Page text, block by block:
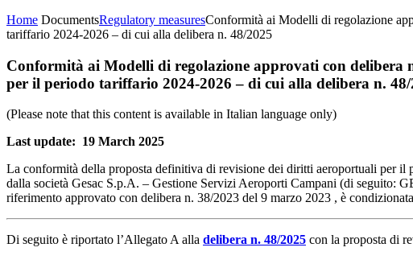
Home DocumentsRegulatory measuresConformità ai Modelli di regolazione
tariffario 2024-2026 – di cui alla delibera n. 48/2025
Conformità ai Modelli di regolazione approvati con
per il periodo tariffario 2024-2026 – di cui alla delibera n. 48/
(Please note that this content is available in Italian language only)
Last update: 19 March 2025
La conformità della proposta definitiva di revisione dei diritti aeroportuali per
dalla società Gesac S.p.A. – Gestione Servizi Aeroporti Campani (di seguito:
riferimento approvato con delibera n. 38/2023 del 9 marzo 2023 , è
Di seguito è riportato l’Allegato A alla delibera n. 48/2025 con la proposta di